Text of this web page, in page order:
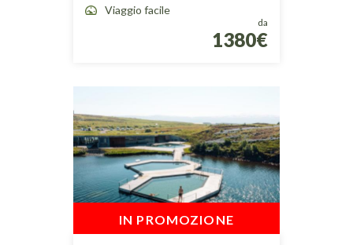
Viaggio facile
da
1380€
IN PROMOZIONE